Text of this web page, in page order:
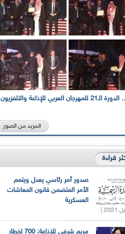
بالصور... الدورة الـ21 للمهرجان العربي للإذاعة والتلفزيون
المزيد من الصور
قراءة
صدور أمر رئاسي يعدل ويتمم
الأمر المتضمن قانون المعاشات
العسكرية
مريم شرفي للإذاعة: 700 إخطار